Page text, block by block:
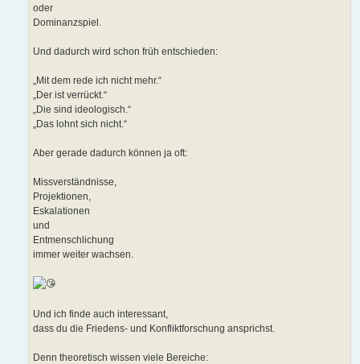
oder
Dominanzspiel.
Und dadurch wird schon früh entschieden:
„Mit dem rede ich nicht mehr.“
„Der ist verrückt.“
„Die sind ideologisch.“
„Das lohnt sich nicht.“
Aber gerade dadurch können ja oft:
Missverständnisse,
Projektionen,
Eskalationen
und
Entmenschlichung
immer weiter wachsen.
Und ich finde auch interessant,
dass du die Friedens- und Konfliktforschung ansprichst.
Denn theoretisch wissen viele Bereiche: